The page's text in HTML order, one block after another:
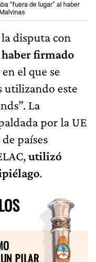
“fuera de lugar” al haber
disputa con
haber firmado
el que se
utilizando este
La
por la UE
países
utilizó
.
PILAR